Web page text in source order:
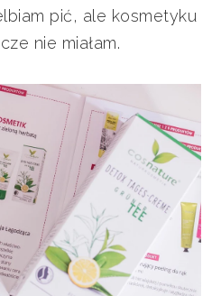
pić, ale kosmetyku
nie miałam.